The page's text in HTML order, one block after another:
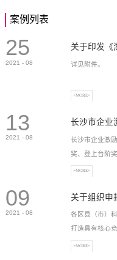
案例列表
25
2021 - 08 详见附件。
+MORE+
13
2021 - 08
长沙市企业
长沙市企业激
奖、登上台阶
）奖等，最高
+MORE+
09
2021 - 08
各区县（市）
打造具有核心
+MORE+